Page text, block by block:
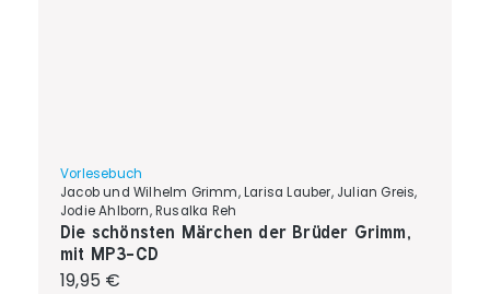
Vorlesebuch
Jacob und Wilhelm Grimm, Larisa Lauber, Julian Greis,
Jodie Ahlborn, Rusalka Reh
Die schönsten Märchen der Brüder Grimm,
mit MP3-CD
Regulärer Preis:
19,95 €